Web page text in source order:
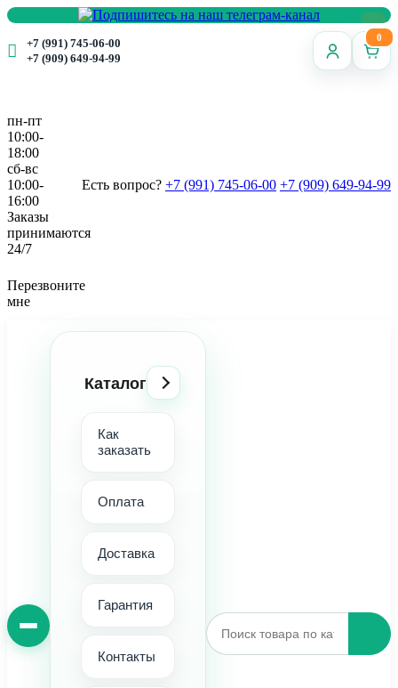
+7 (991) 745-06-00
+7 (909) 649-94-99
0
пн-пт
10:00-
18:00
сб-вс
10:00-
16:00
Заказы
принимаются
24/7
Есть вопрос? +7 (991) 745-06-00 +7 (909) 649-94-99
Перезвоните
мне
Каталог
Как
заказать
Оплата
Доставка
Гарантия
Контакты